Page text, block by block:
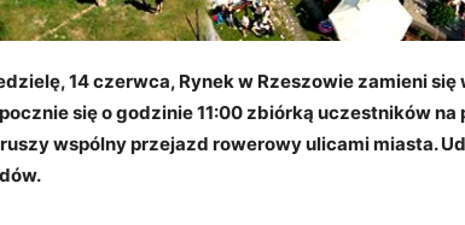
14 czerwca, Rynek w Rzeszowie zamieni
się o godzinie 11:00 zbiórką uczestników na
wspólny przejazd rowerowy ulicami miasta.